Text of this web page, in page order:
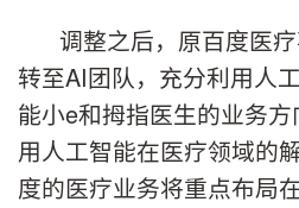
调整之后，原百度医
转至AI团队，充分利用人
能小e和拇指医生的业务
用人工智能在医疗领域的
度的医疗业务将重点布局